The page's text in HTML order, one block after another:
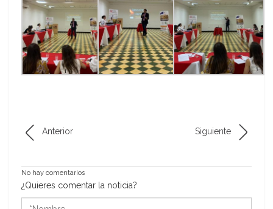
Anterior Siguiente
No hay comentarios
¿Quieres comentar la noticia?
*Nombre